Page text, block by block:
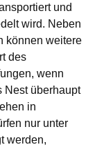
und
wird. Neben
können weitere
des
wenn
Nest überhaupt
in
nur unter
werden,